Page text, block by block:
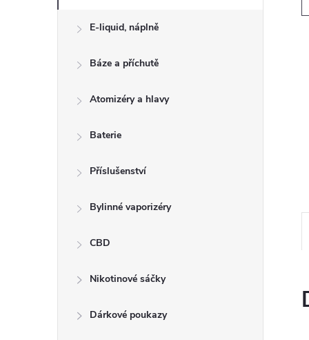
í
E-liquid, náplně
Báze a příchutě
Atomizéry a hlavy
Baterie
Příslušenství
Bylinné vaporizéry
CBD
Nikotinové sáčky
Dárkové poukazy